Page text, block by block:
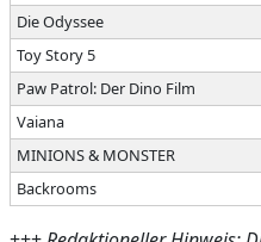
Die Odyssee
Toy Story 5
Paw Patrol: Der Dino Film
Vaiana
MINIONS & MONSTER
Backrooms